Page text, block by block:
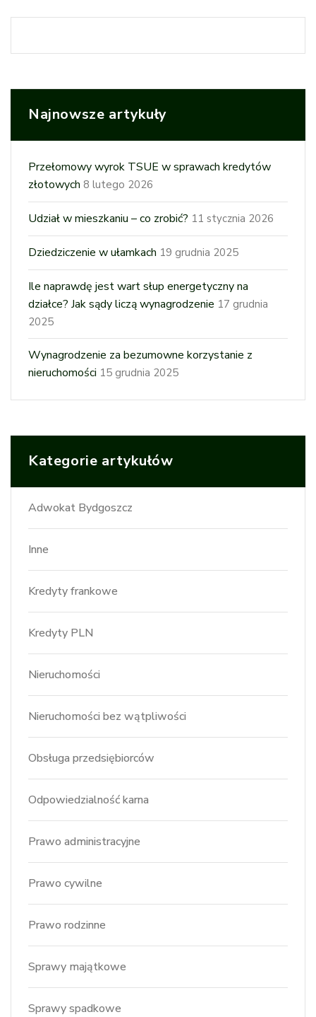
Najnowsze artykuły
Przełomowy wyrok TSUE w sprawach kredytów
złotowych 8 lutego 2026
Udział w mieszkaniu – co zrobić? 11 stycznia 2026
Dziedziczenie w ułamkach 19 grudnia 2025
Ile naprawdę jest wart słup energetyczny na
działce? Jak sądy liczą wynagrodzenie 17 grudnia
2025
Wynagrodzenie za bezumowne korzystanie z
nieruchomości 15 grudnia 2025
Kategorie artykułów
Adwokat Bydgoszcz
Inne
Kredyty frankowe
Kredyty PLN
Nieruchomości
Nieruchomości bez wątpliwości
Obsługa przedsiębiorców
Odpowiedzialność karna
Prawo administracyjne
Prawo cywilne
Prawo rodzinne
Sprawy majątkowe
Sprawy spadkowe